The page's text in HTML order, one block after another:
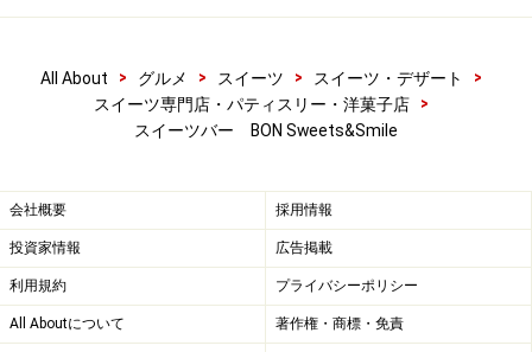
All About > グルメ > スイーツ > スイーツ・デザート
>
スイーツ専門店・パティスリー・洋菓子店
>
スイーツバー BON Sweets&Smile
会社概要 採用情報
投資家情報 広告掲載
利用規約 プライバシーポリシー
All Aboutについて 著作権・商標・免責